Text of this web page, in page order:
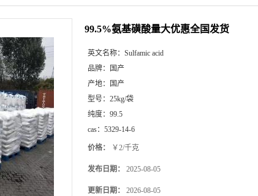
99.5%氨基磺酸量大优惠全国发货
英文名称： Sulfamic acid
品牌：
国产
产地：
国产
型号： 25kg/袋
纯度： 99.5
cas： 5329-14-6
价格： ￥2/千克
发布日期： 2025-08-05
更新日期： 2026-08-05